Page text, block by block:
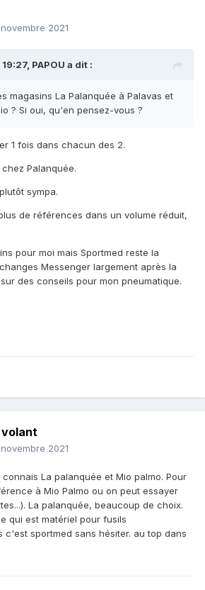
succombés aux truc dernier cri qui ne
avec toi...! ça dut faire perturber
en faisant des erreurs
client...
,
🧻pour quelque temps pour rebondir
lol
2021
PAPOU a dit :
magasins La Palanquée à Palavas et
? Si oui, qu'en pensez-vous ?
1 fois dans chacun des 2.
Palanquée.
sympa.
de références dans un volume réduit,
pour moi mais Sportmed reste la
Messenger largement après la
des conseils pour mon pneumatique.
volant
2021
La palanquée et Mio palmo. Pour
à Mio Palmo ou on peut essayer
La palanquée, beaucoup de choix.
qui est matériel pour fusils
c'est sportmed sans hésiter. au top dans